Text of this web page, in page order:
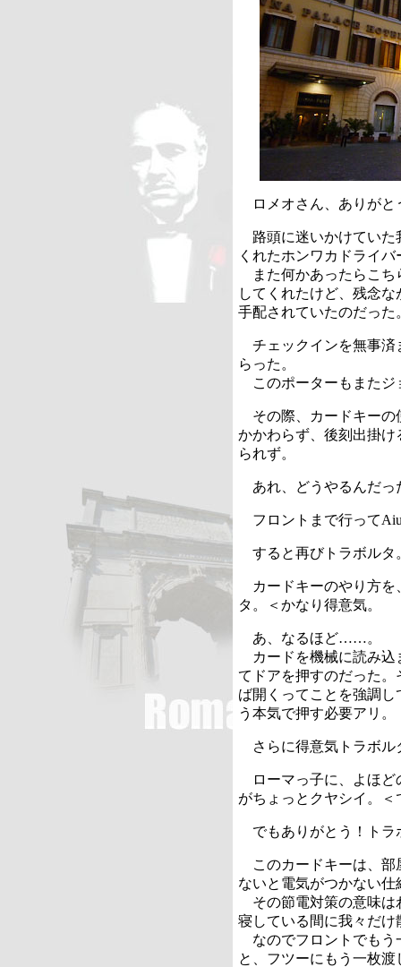
ロメオさん、ありがと
路頭に迷いかけていた
くれたホンワカドライ
また何かあったらこち
してくれたけど、残念
手配されていたのだった
チェックインを無事済
らった。
このポーターもまた
その際、カードキーの
かかわらず、後刻出掛
られず。
あれ、どうやるんだっ
フロントまで行って
すると再びトラボルタ
カードキーのやり方を
タ。＜かなり得意気。
あ、なるほど……。
カードを機械に読み込
てドアを押すのだった
ば開くってことを強調
う本気で押す必要アリ。
さらに得意気トラボル
ローマっ子に、よほど
がちょっとクヤシイ。
でもありがとう！トラ
このカードキーは、部
ないと電気がつかない
その節電対策の意味は
寝している間に我々だ
なのでフロントでもう
と、フツーにもう一枚渡